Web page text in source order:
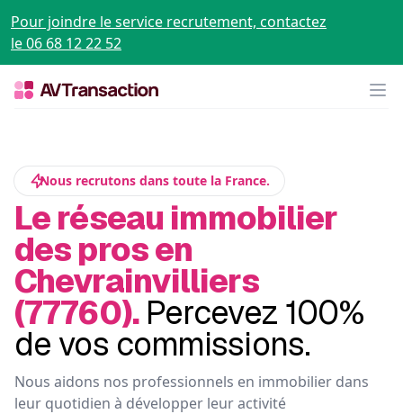
Pour joindre le service recrutement, contactez
le 06 68 12 22 52
Nous recrutons dans toute la France.
Le réseau immobilier
des pros en
Chevrainvilliers
(77760). Percevez 100%
de vos commissions.
Nous aidons nos professionnels en immobilier dans
leur quotidien à développer leur activité